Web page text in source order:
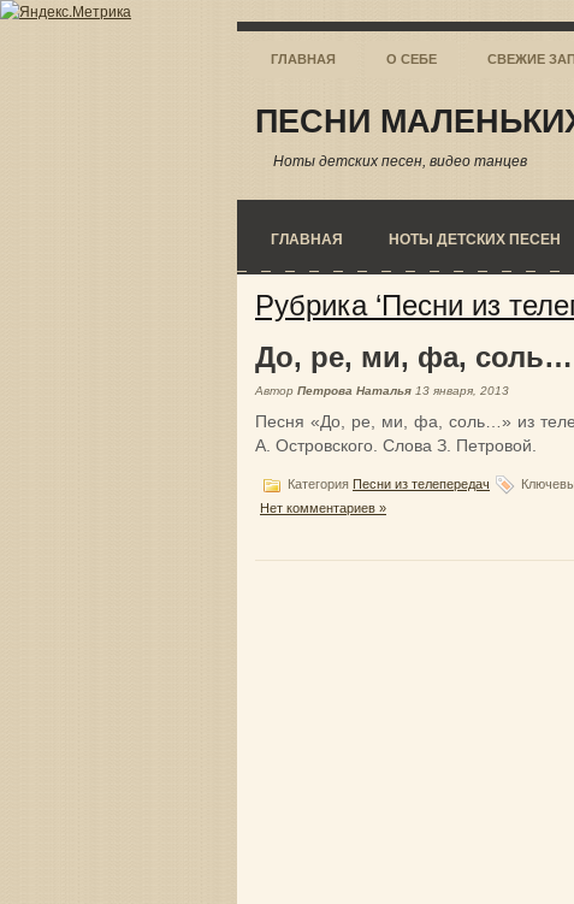
ГЛАВНАЯ О СЕБЕ СВЕЖИЕ
ПЕСНИ
Ноты детских песен, видео танцев
ГЛАВНАЯ НОТЫ ДЕТСКИХ ПЕСЕН
Рубрика ‘Песни из
До, ре, ми, фа, соль…
Автор Петрова Наталья 13 января, 2013
Песня «До, ре, ми, фа, соль…» из
А. Островского. Слова З. Петровой.
Категория Песни из телепередач
Нет комментариев »